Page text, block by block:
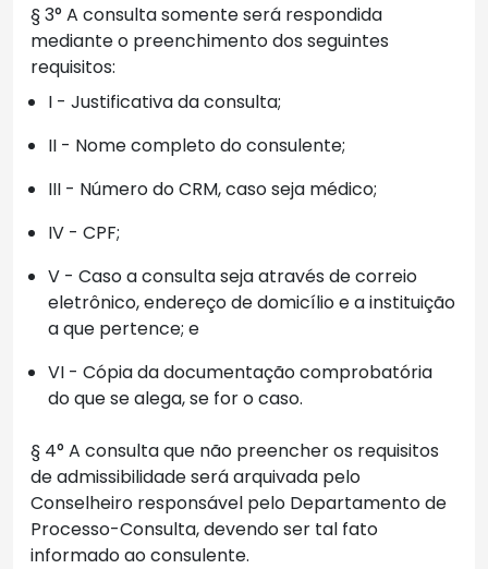
§ 3° A consulta somente será respondida
mediante o preenchimento dos seguintes
requisitos:
I - Justificativa da consulta;
II - Nome completo do consulente;
III - Número do CRM, caso seja médico;
IV - CPF;
V - Caso a consulta seja através de correio
eletrônico, endereço de domicílio e a instituição
a que pertence; e
VI - Cópia da documentação comprobatória
do que se alega, se for o caso.
§ 4° A consulta que não preencher os requisitos
de admissibilidade será arquivada pelo
Conselheiro responsável pelo Departamento de
Processo-Consulta, devendo ser tal fato
informado ao consulente.